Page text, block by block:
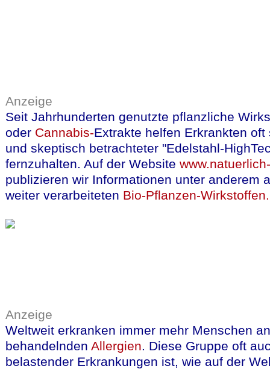
Anzeige
Seit Jahrhunderten genutzte pflanzliche
oder Cannabis-Extrakte helfen Erkrankten
und skeptisch betrachteter "Edelstahl-
fernzuhalten. Auf der Website
publizieren wir Informationen unter anderem
weiter verarbeiteten Bio-Pflanzen-Wirkstoffen.
Anzeige
Weltweit erkranken immer mehr Menschen
behandelnden Allergien. Diese Gruppe oft
belastender Erkrankungen ist, wie auf der